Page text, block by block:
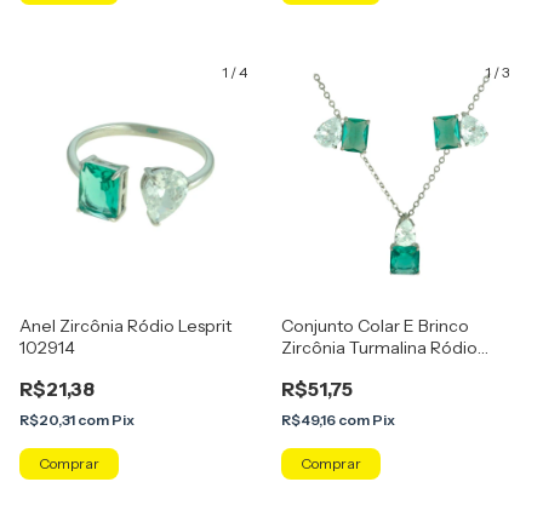
1 /4
Anel Zircônia Ródio Lesprit
102914
R$21,38
R$20,31 com Pix
Comprar
1 /3
Conjunto Colar E Brinco
Zircônia Turmalina Ródio
R$51,75
R$49,16 com Pix